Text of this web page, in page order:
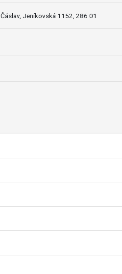
Čáslav, Jeníkovská 1152, 286 01